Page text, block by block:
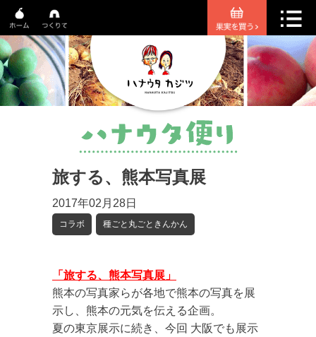
旅する、熊本写真展
2017年02月28日
コラボ 種ごと丸ごときんかん
「旅する、熊本写真展」
熊本の写真家らが各地で熊本の写真を展
示し、熊本の元気を伝える企画。
夏の東京展示に続き、今回 大阪でも展示